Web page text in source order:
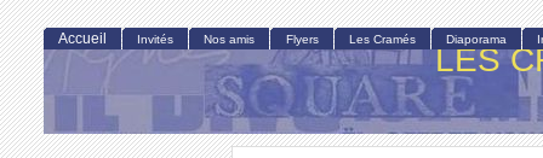
LES
Accueil Invités Nos amis Flyers Les Cramés Diaporama